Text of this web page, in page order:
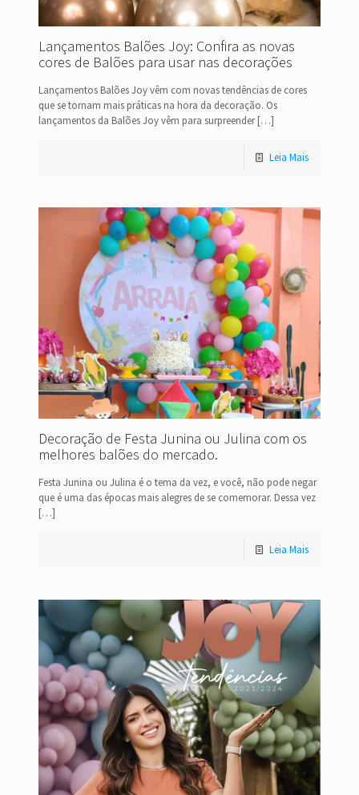
Lançamentos Balões Joy: Confira as novas
cores de Balões para usar nas decorações
Lançamentos Balões Joy vêm com novas tendências de cores
que se tornam mais práticas na hora da decoração. Os
lançamentos da Balões Joy vêm para surpreender[…]
Leia Mais
Decoração de Festa Junina ou Julina com os
melhores balões do mercado.
Festa Junina ou Julina é o tema da vez, e você, não pode negar
que é uma das épocas mais alegres de se comemorar. Dessa vez
[…]
Leia Mais